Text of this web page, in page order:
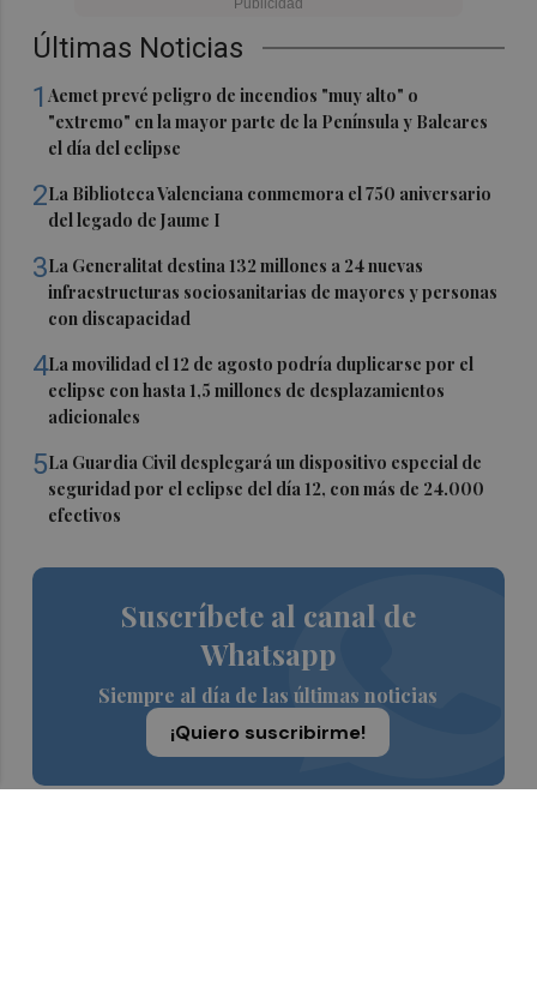
Últimas Noticias
1Aemet prevé peligro de incendios "muy alto" o
"extremo" en la mayor parte de la Península y Baleares
el día del eclipse
2La Biblioteca Valenciana conmemora el 750 aniversario
del legado de Jaume I
3La Generalitat destina 132 millones a 24 nuevas
infraestructuras sociosanitarias de mayores y personas
con discapacidad
4La movilidad el 12 de agosto podría duplicarse por el
eclipse con hasta 1,5 millones de desplazamientos
adicionales
5La Guardia Civil desplegará un dispositivo especial de
seguridad por el eclipse del día 12, con más de 24.000
efectivos
Suscríbete al canal de
Whatsapp
Siempre al día de las últimas noticias
¡Quiero suscribirme!